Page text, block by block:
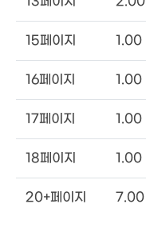
15페이지 1.00
16페이지 1.00
17페이지 1.00
18페이지 1.00
20+페이지 7.00